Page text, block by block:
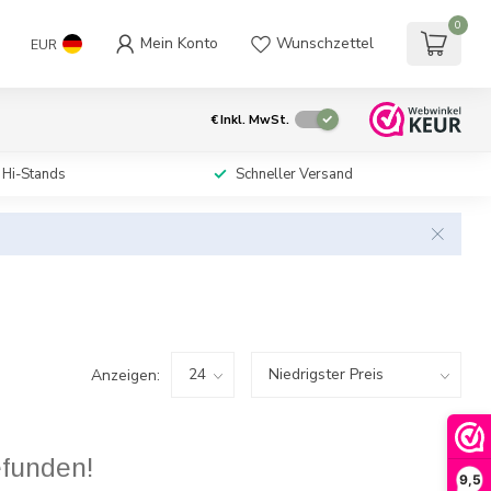
9,5
EUR Mein Konto Wunschzettel
0
€Inkl. MwSt.
Stands Schneller Versand
Anzeigen: